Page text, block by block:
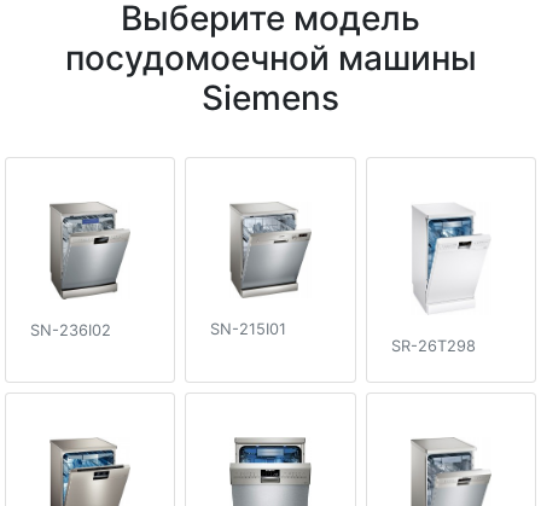
Выберите модель
посудомоечной машины
Siemens
SN-236I02
SN-215I01
SR-26T298